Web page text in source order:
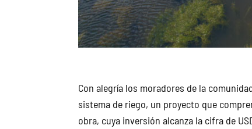
Con alegría los moradores de la
sistema de riego, un proyecto que
obra, cuya inversión alcanza la cifra de